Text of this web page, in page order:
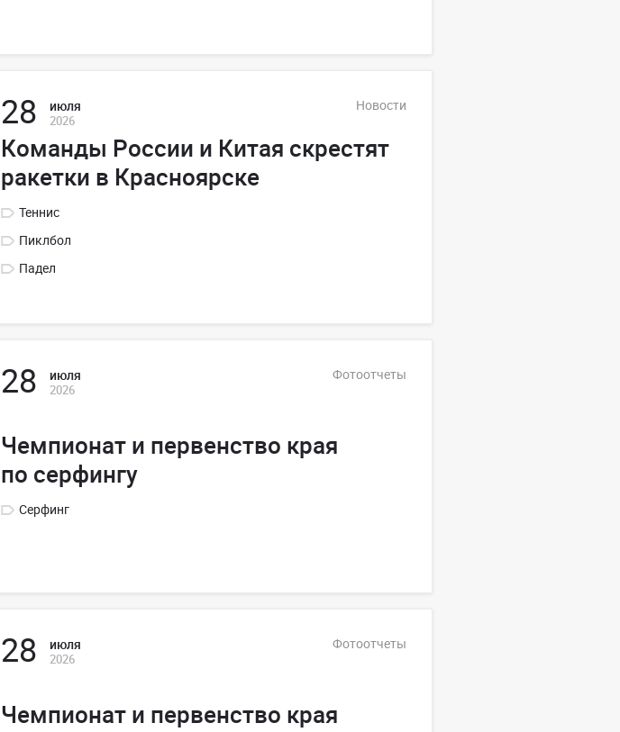
28 июля
2026
Новости
Команды России и Китая скрестят
ракетки в Красноярске
Теннис
Пиклбол
Падел
28 июля
2026
Фотоотчеты
Чемпионат и первенство края
по серфингу
Серфинг
28 июля
2026
Фотоотчеты
Чемпионат и первенство края